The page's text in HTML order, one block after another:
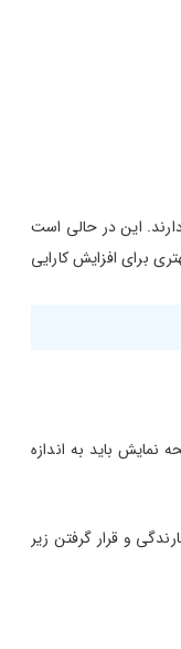
این در حالی است
برای افزایش کارایی
باید به اندازه
و قرار گرفتن زیر